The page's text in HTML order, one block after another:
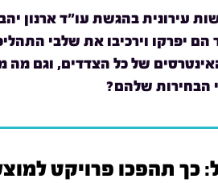
עירונית בהגשת עו"ד ארנון
יפרקו וירכיבו את שלבי
של כל הצדדים, וגם
הבחירות שלהם?
כך תהפכו פרויקט